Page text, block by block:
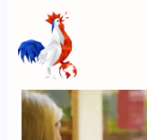
contenu